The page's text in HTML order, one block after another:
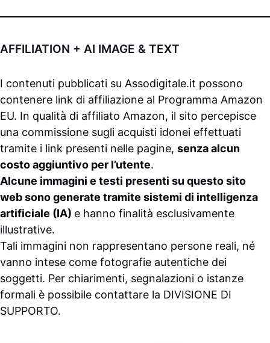
AFFILIATION + AI IMAGE & TEXT
I contenuti pubblicati su Assodigitale.it possono
contenere link di affiliazione al Programma Amazon
EU. In qualità di affiliato Amazon, il sito percepisce
una commissione sugli acquisti idonei effettuati
tramite i link presenti nelle pagine, senza alcun
costo aggiuntivo per l’utente.
Alcune immagini e testi presenti su questo sito
web sono generate tramite sistemi di intelligenza
artificiale (IA) e hanno finalità esclusivamente
illustrative.
Tali immagini non rappresentano persone reali, né
vanno intese come fotografie autentiche dei
soggetti. Per chiarimenti, segnalazioni o istanze
formali è possibile contattare la DIVISIONE DI
SUPPORTO.